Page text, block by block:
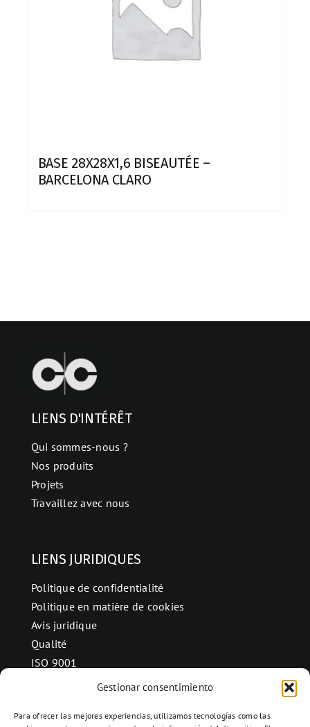
Gestionar consentimiento
Para ofrecer las mejores experiencias, utilizamos tecnologías como las
BASE 28X28X1,6 BISEAUTÉE –
BARCELONA CLARO
LIENS D'INTÉRÊT
Qui sommes-nous ?
Nos produits
Projets
Travaillez avec nous
LIENS JURIDIQUES
Politique de confidentialité
Politique en matière de cookies
Avis juridique
Qualité
ISO 9001
CONTACT